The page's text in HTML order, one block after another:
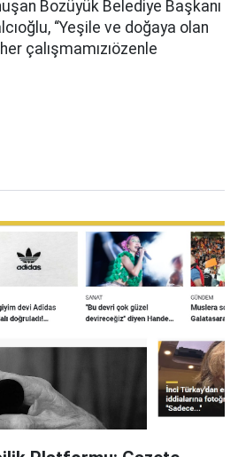
Bozüyük Belediye Başkanı
“Yeşile ve doğaya olan
çalışmamızıözenle